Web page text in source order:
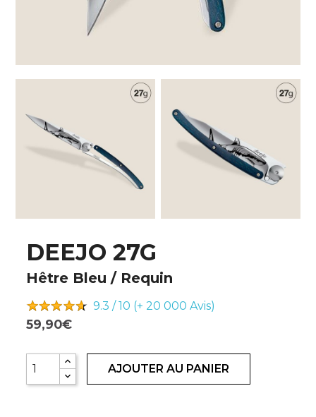
DEEJO 27G
Hêtre Bleu / Requin
9.3 / 10 (+ 20 000 Avis)
59,90€
AJOUTER AU PANIER